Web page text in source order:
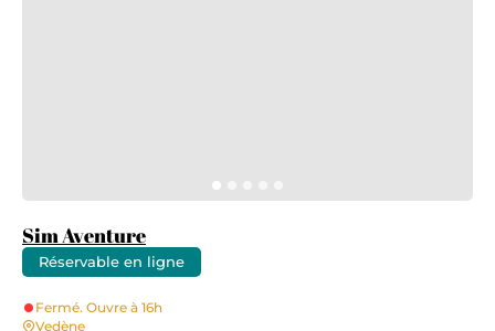
Sim Aventure
Réservable en ligne
Fermé. Ouvre à 16h
Vedène